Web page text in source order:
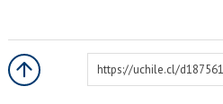
https://uchile.cl/d187561